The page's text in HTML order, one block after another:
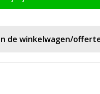
de winkelwagen/